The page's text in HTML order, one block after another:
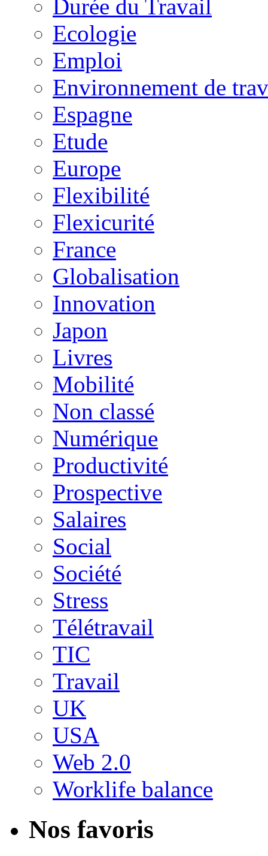
Durée du Travail
Ecologie
Emploi
Environnement de
Espagne
Etude
Europe
Flexibilité
Flexicurité
France
Globalisation
Innovation
Japon
Livres
Mobilité
Non classé
Numérique
Productivité
Prospective
Salaires
Social
Société
Stress
Télétravail
TIC
Travail
UK
USA
Web 2.0
Worklife balance
Nos favoris